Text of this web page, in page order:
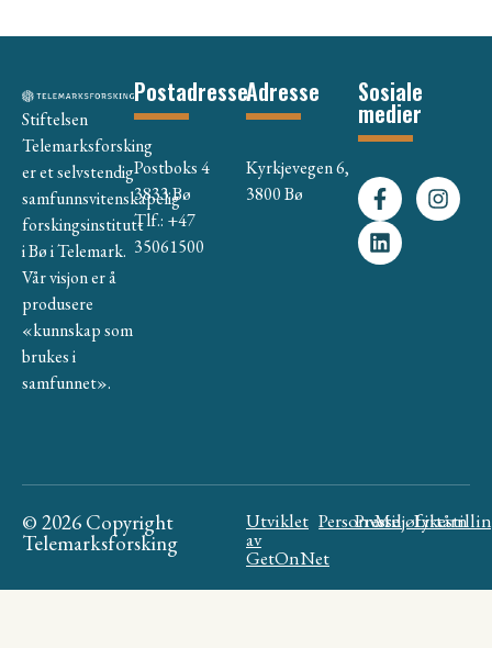
Stiftelsen
Telemarksforsking
er et selvstendig
samfunnsvitenskapelig
forskingsinstitutt
i Bø i Telemark.
Vår visjon er å
produsere
«kunnskap som
brukes i
samfunnet».
Postadresse
Postboks 4
3833 Bø
Tlf.: +47
35061500
Adresse
Kyrkjevegen 6,
3800 Bø
Sosiale
medier
© 2026 Copyright
Telemarksforsking
Utviklet
av
GetOnNet
Personvern
Presse
Miljøfyrtårn